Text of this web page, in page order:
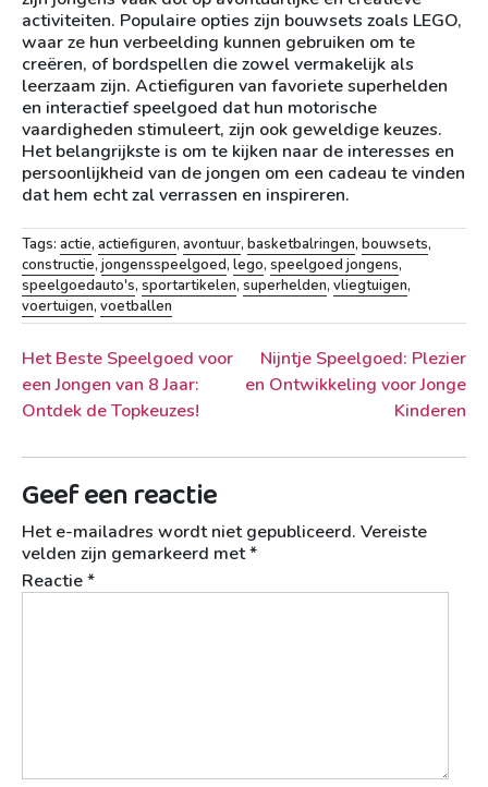
activiteiten. Populaire opties zijn bouwsets zoals LEGO,
waar ze hun verbeelding kunnen gebruiken om te
creëren, of bordspellen die zowel vermakelijk als
leerzaam zijn. Actiefiguren van favoriete superhelden
en interactief speelgoed dat hun motorische
vaardigheden stimuleert, zijn ook geweldige keuzes.
Het belangrijkste is om te kijken naar de interesses en
persoonlijkheid van de jongen om een cadeau te vinden
dat hem echt zal verrassen en inspireren.
Tags: actie, actiefiguren, avontuur, basketbalringen, bouwsets,
constructie, jongensspeelgoed, lego, speelgoed jongens,
speelgoedauto's, sportartikelen, superhelden, vliegtuigen,
voertuigen, voetballen
Berichtnavigatie
Het Beste Speelgoed voor
een Jongen van 8 Jaar:
Ontdek de Topkeuzes!
Nijntje Speelgoed: Plezier
en Ontwikkeling voor Jonge
Kinderen
Geef een reactie
Het e-mailadres wordt niet gepubliceerd. Vereiste
velden zijn gemarkeerd met*
Reactie*